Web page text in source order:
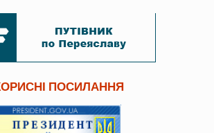
ПОСИЛАННЯ